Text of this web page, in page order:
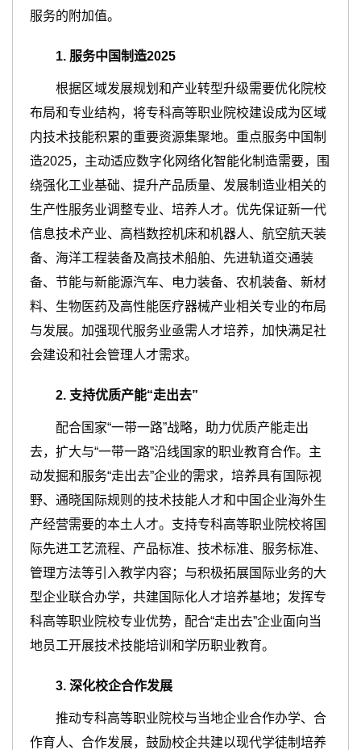
服务的附加值。
1. 服务中国制造2025
根据区域发展规划和产业转型升级需要优化院校
布局和专业结构，将专科高等职业院校建设成为区域
内技术技能积累的重要资源集聚地。重点服务中国制
造2025，主动适应数字化网络化智能化制造需要，围
绕强化工业基础、提升产品质量、发展制造业相关的
生产性服务业调整专业、培养人才。优先保证新一代
信息技术产业、高档数控机床和机器人、航空航天装
备、海洋工程装备及高技术船舶、先进轨道交通装
备、节能与新能源汽车、电力装备、农机装备、新材
料、生物医药及高性能医疗器械产业相关专业的布局
与发展。加强现代服务业亟需人才培养，加快满足社
会建设和社会管理人才需求。
2.支持优质产能“走出去”
配合国家“一带一路”战略，助力优质产能走出
去，扩大与“一带一路”沿线国家的职业教育合作。主
动发掘和服务“走出去”企业的需求，培养具有国际视
野、通晓国际规则的技术技能人才和中国企业海外生
产经营需要的本土人才。支持专科高等职业院校将国
际先进工艺流程、产品标准、技术标准、服务标准、
管理方法等引入教学内容；与积极拓展国际业务的大
型企业联合办学，共建国际化人才培养基地；发挥专
科高等职业院校专业优势，配合“走出去”企业面向当
地员工开展技术技能培训和学历职业教育。
3.深化校企合作发展
推动专科高等职业院校与当地企业合作办学、合
作育人、合作发展，鼓励校企共建以现代学徒制培养